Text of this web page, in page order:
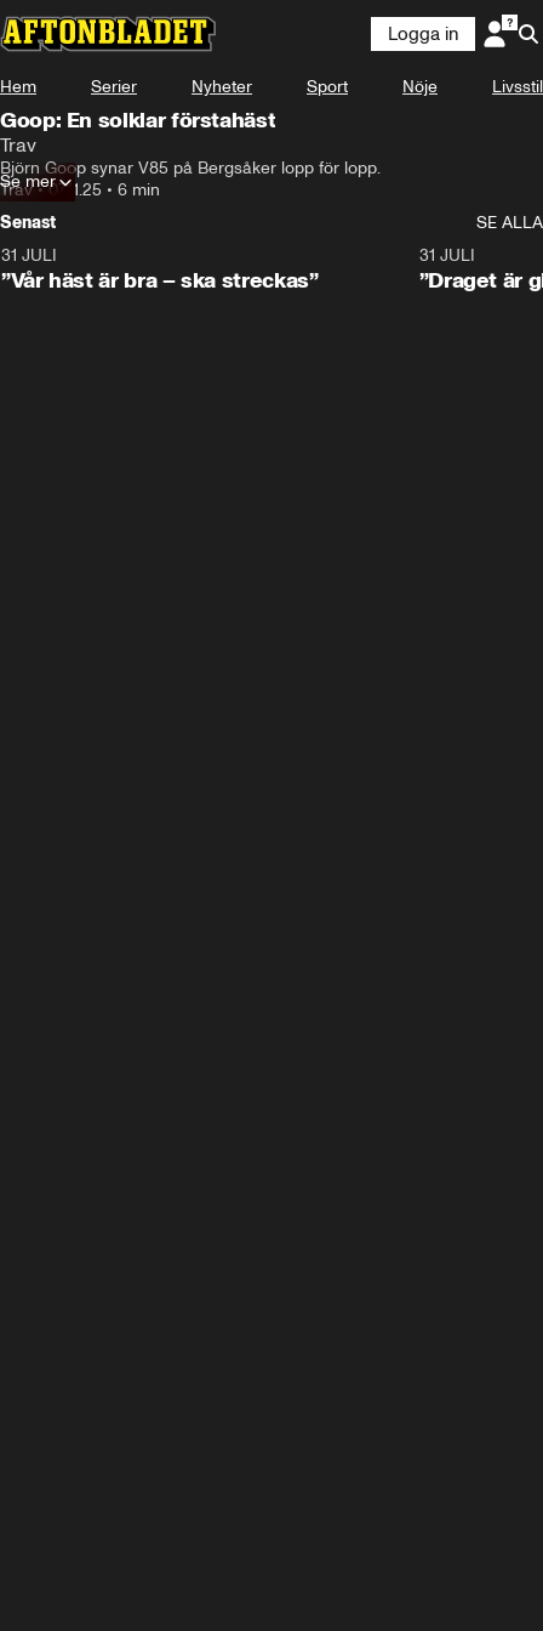
Logga in
Hem Serier Nyheter Sport Nöje Livsstil
Goop: En solklar förstahäst
Trav
Björn Goop synar V85 på Bergsåker lopp för lopp.
Trav•07.11.25 • 6 min
Se mer
Senast
SE ALLA
31 JULI
”Vår häst är bra – ska streckas”
31 JULI
”Draget är